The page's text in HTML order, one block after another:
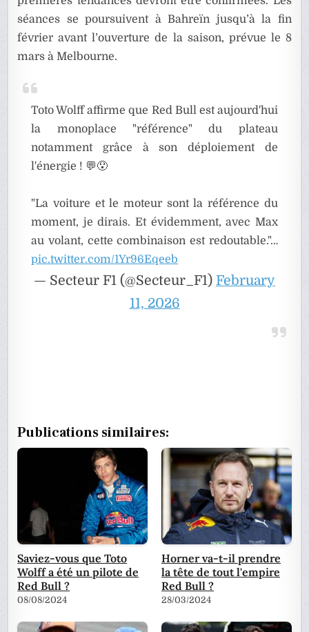
séances se poursuivent à Bahreïn jusqu’à la fin
février avant l’ouverture de la saison, prévue le 8
mars à Melbourne.
Toto Wolff affirme que Red Bull est aujourd'hui
la monoplace "référence" du plateau
notamment grâce à son déploiement de
l'énergie ! 💬😯
"La voiture et le moteur sont la référence du
moment, je dirais. Et évidemment, avec Max
au volant, cette combinaison est redoutable."…
pic.twitter.com/1Yr96Eqeeb
— Secteur F1 (@Secteur_F1) February
11, 2026
Publications similaires:
Saviez-vous que Toto
Wolff a été un pilote de
Red Bull ?
08/08/2024
Horner va-t-il prendre
la tête de tout l'empire
Red Bull ?
28/03/2024